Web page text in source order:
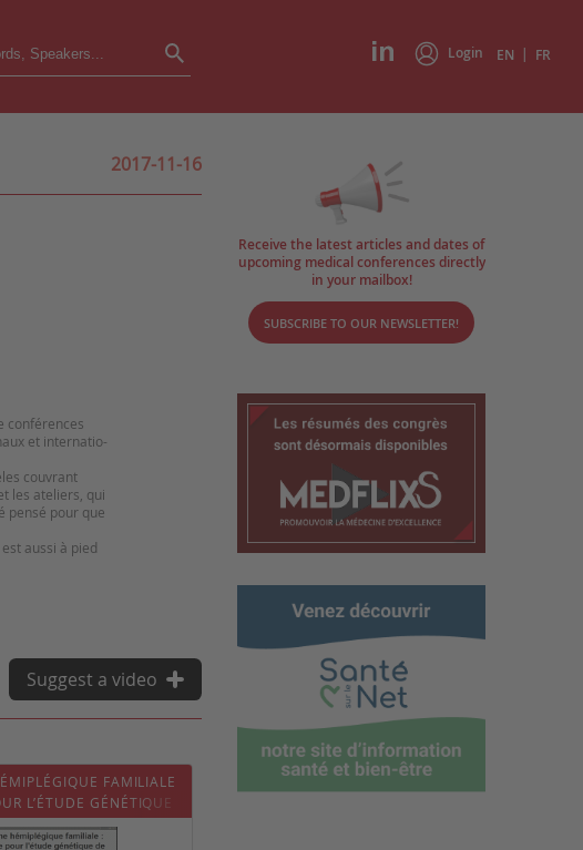
Login EN | FR
2017-11-16
conférences
et internatio-
couvrant
les ateliers, qui
pensé pour que
aussi à pied
Suggest a video
FAMILIALE
L’ÉTUDE GÉNÉTIQUE
Receive the latest articles and dates of
upcoming medical conferences directly
in your mailbox!
SUBSCRIBE TO OUR NEWSLETTER!